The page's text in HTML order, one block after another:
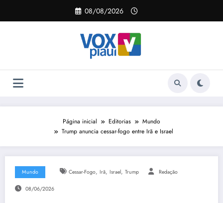
o
08/08/2026
Página inicial Editorias
Mundo
Trump anuncia cessar-fogo entre Irã e Israel
Mundo Cessar-Fogo, Irã, Israel, Trump Redação
08/06/2026